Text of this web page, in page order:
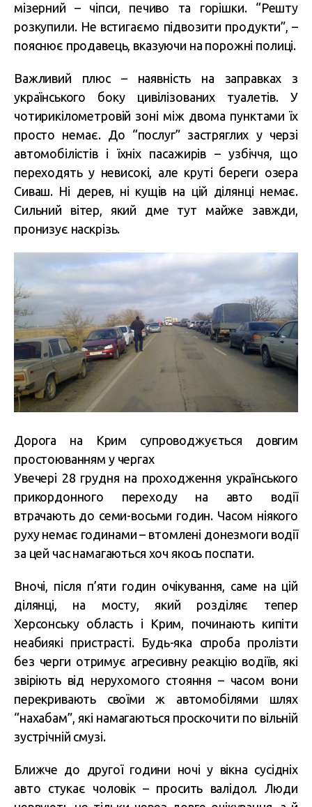
мізерний – чіпси, печиво та горішки. “Решту
розкупили. Не встигаємо підвозити продукти”, –
пояснює продавець, вказуючи на порожні полиці.
Важливий плюс – наявність на заправках з
українського боку цивілізованих туалетів. У
чотирикілометровій зоні між двома пунктами їх
просто немає. До “послуг” застряглих у черзі
автомобілістів і їхніх пасажирів – узбіччя, що
переходять у невисокі, але круті береги озера
Сиваш. Ні дерев, ні кущів на цій ділянці немає.
Сильний вітер, який дме тут майже завжди,
пронизує наскрізь.
Дорога на Крим супроводжується довгим
простоюванням у чергах
Увечері 28 грудня на проходження українського
прикордонного переходу на авто водії
втрачають до семи-восьми годин. Часом ніякого
руху немає годинами – втомлені донезмоги водії
за цей час намагаються хоч якось поспати.
Вночі, після п’яти годин очікування, саме на цій
ділянці, на мосту, який розділяє тепер
Херсонську область і Крим, починають кипіти
неабиякі пристрасті. Будь-яка спроба пролізти
без черги отримує агресивну реакцію водіїв, які
звіріють від нерухомого стояння – часом вони
перекривають своїми ж автомобілями шлях
“нахабам”, які намагаються проскочити по вільній
зустрічній смузі.
Ближче до другої години ночі у вікна сусідніх
авто стукає чоловік – просить валідол. Люди